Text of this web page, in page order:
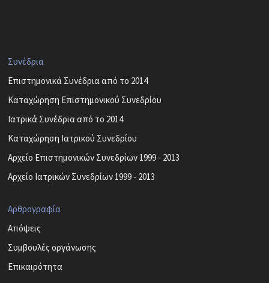
Συνέδρια
Επιστημονικά Συνέδρια από το 2014
Καταχώρηση Επιστημονικού Συνεδρίου
Ιατρικά Συνέδρια από το 2014
Καταχώρηση Ιατρικού Συνεδρίου
Αρχείο Επιστημονικών Συνεδρίων 1999 - 2013
Αρχείο Ιατρικών Συνεδρίων 1999 - 2013
Αρθρογραφία
Απόψεις
Συμβουλές οργάνωσης
Επικαιρότητα